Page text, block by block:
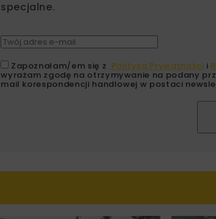
specjalne.
Zapoznałam/em się z Polityką Prywatności i
wyrażam zgodę na otrzymywanie na podany
mail korespondencji handlowej w postaci